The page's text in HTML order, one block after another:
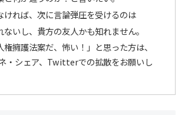
ければ、次に言論弾圧を受けるのは
ないし、貴方の友人かも知れません。
権擁護法案だ、怖い！」と思った方は、
・シェア、Twitterでの拡散をお願いし